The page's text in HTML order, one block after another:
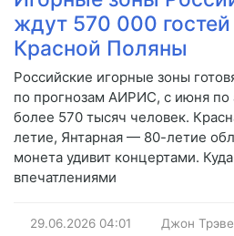
ждут 570 000
Красной Поляны
Российские игорные зоны
по прогнозам АИРИС, с июня по
более 570 тысяч человек.
летие, Янтарная — 80-летие
монета удивит концертами.
впечатлениями
29.06.2026 04:01 Джон